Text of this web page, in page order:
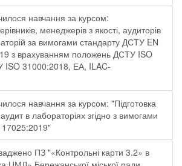
навчання за курсом:
менеджерів з якості, аудиторів
за вимогами стандарту ДСТУ EN
з врахуванням положень ДСТУ ISO
ISO 31000:2018, ЕА, ILAC-
навчання за курсом: "Підготовка
в лабораторіях згідно з вимогами
ПЗ "«Контрольні карти 3.2» в